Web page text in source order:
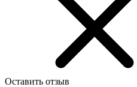
Оставить отзыв